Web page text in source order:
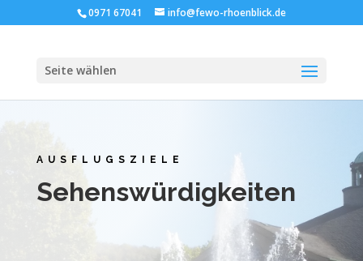
0971 67041 info@fewo-rhoenblick.de
Seite wählen
AUSFLUGSZIELE
Sehenswürdigkeiten